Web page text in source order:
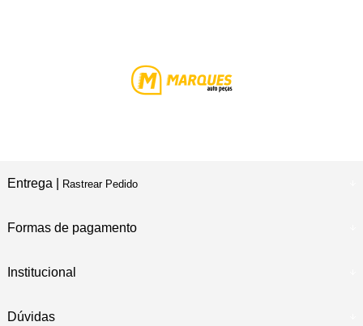
Entrega | Rastrear Pedido
Formas de pagamento
Institucional
Dúvidas